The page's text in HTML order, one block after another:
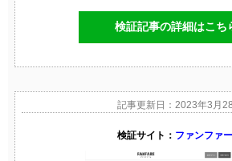
検証記事の詳細はこち
記事更新日：2023年3月
検証サイト： ファンファ